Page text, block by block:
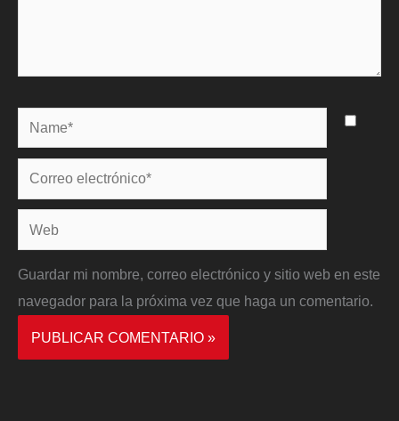
Name*
Correo
electrónico*
Web
Guardar mi nombre, correo electrónico y sitio web en este
navegador para la próxima vez que haga un comentario.